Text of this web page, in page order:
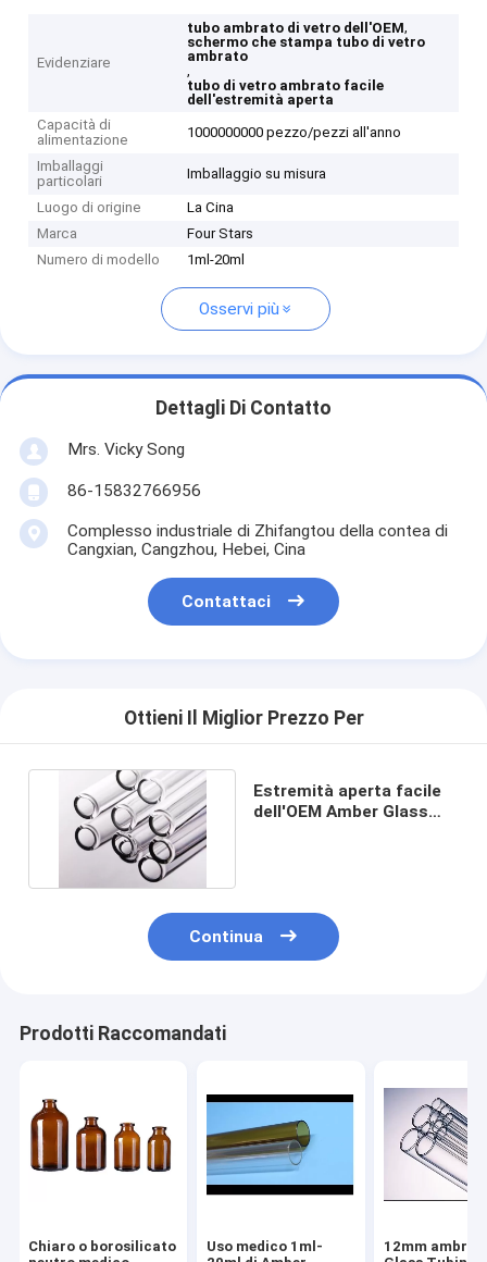
Evidenziare
tubo ambrato di vetro dell'OEM,
schermo che stampa tubo di vetro
ambrato
,
tubo di vetro ambrato facile
dell'estremità aperta
Capacità di
alimentazione
1000000000 pezzo/pezzi all'anno
Imballaggi
particolari
Imballaggio su misura
Luogo di origine
La Cina
Marca
Four Stars
Numero di modello
1ml-20ml
Osservi più
Dettagli Di Contatto
Mrs. Vicky Song
86-15832766956
Complesso industriale di Zhifangtou della contea di
Cangxian, Cangzhou, Hebei, Cina
Contattaci
Ottieni Il Miglior Prezzo Per
Estremità aperta facile
dell'OEM Amber Glass
Continua
Prodotti Raccomandati
Chiaro o borosilicato
Uso medico 1ml-
12mm